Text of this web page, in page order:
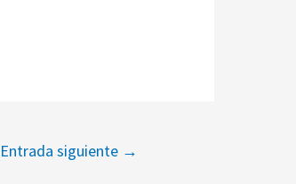
Entrada siguiente →